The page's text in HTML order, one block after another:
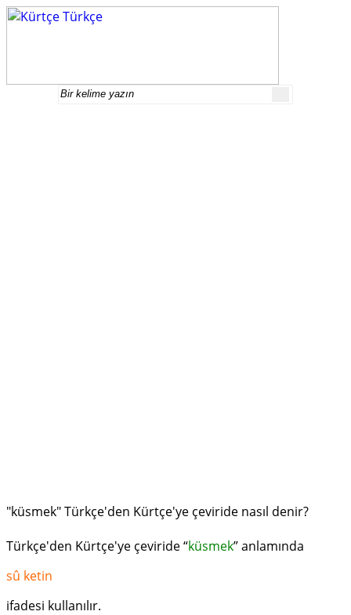
"küsmek" Türkçe'den Kürtçe'ye çeviride nasıl denir?
Türkçe'den Kürtçe'ye çeviride “küsmek” anlamında
sû ketin
ifadesi kullanılır.